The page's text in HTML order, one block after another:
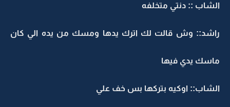
الشاب :: دنتي متخلفه
راشد:: وش قالت لك اترك يدها ومسك من يده الي كان
ماسك يدي فيها
الشاب:: اوكيه بتركها بس خف علي